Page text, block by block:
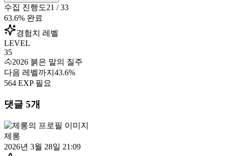
수집 진행도21 /33
63.6% 완료
경험치 레벨
LEVEL
35
🐴2026 붉은 말의 질주
다음 레벨까지 43.6%
564 EXP 필요
댓글 5개
제롱
2026년 3월 28일 21:09